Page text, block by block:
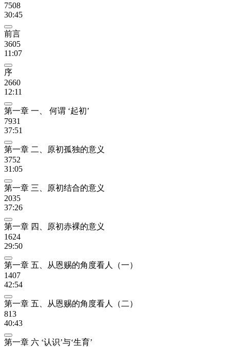
7508
30:45
前言
3605
11:07
序
2660
12:11
第一章 一、 何谓 ‘起初’
7931
37:51
第一章 二、原初孤独的意义
3752
31:05
第一章 三、原初结合的意义
2035
37:26
第一章 四、原初赤裸的意义
1624
29:50
第一章 五、从恩赐的角度看人（一）
1407
42:54
第一章 五、从恩赐的角度看人（二）
813
40:43
第一章 六 ‘认识’与‘生育’